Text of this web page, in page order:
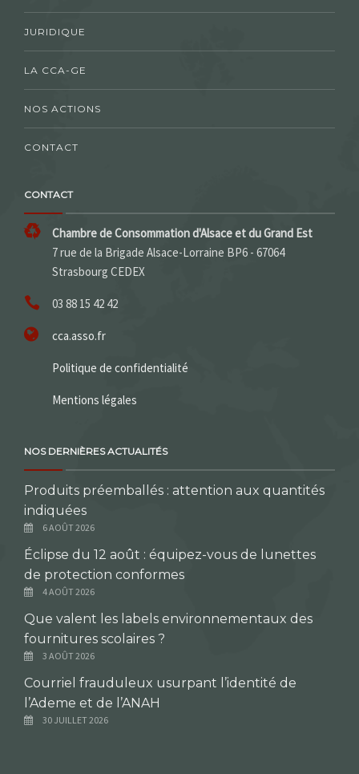
JURIDIQUE
LA CCA-GE
NOS ACTIONS
CONTACT
CONTACT
Chambre de Consommation d'Alsace et du Grand Est
7 rue de la Brigade Alsace-Lorraine BP6 - 67064
Strasbourg CEDEX
03 88 15 42 42
cca.asso.fr
Politique de confidentialité
Mentions légales
NOS DERNIÈRES ACTUALITÉS
Produits préemballés : attention aux quantités
indiquées
6 AOÛT 2026
Éclipse du 12 août : équipez-vous de lunettes
de protection conformes
4 AOÛT 2026
Que valent les labels environnementaux des
fournitures scolaires ?
3 AOÛT 2026
Courriel frauduleux usurpant l’identité de
l’Ademe et de l’ANAH
30 JUILLET 2026